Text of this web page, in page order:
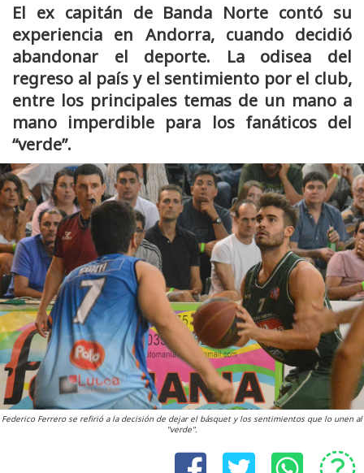
El ex capitán de Banda Norte contó su
experiencia en Andorra, cuando decidió
abandonar el deporte. La odisea del
regreso al país y el sentimiento por el club,
entre los principales temas de un mano a
mano imperdible para los fanáticos del
“verde”.
Federico Ferrero se refirió a la decisión de dejar el básquet y los sentimientos que lo unen al
"verde".